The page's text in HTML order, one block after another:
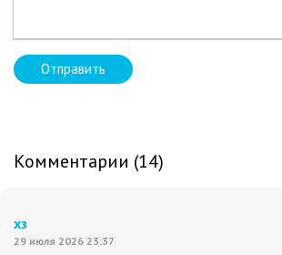
Отправить
Комментарии (14)
хз
29 июля 2026 23:37